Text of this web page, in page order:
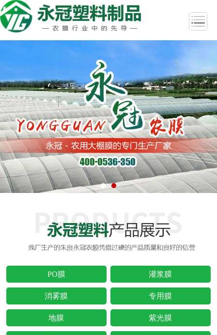
PO膜 灌浆膜
消雾膜 专用膜
地膜 紫光膜